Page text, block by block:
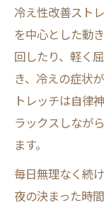
冷え性改善スト
を中心とした動
回したり、軽く
き、冷えの症状
トレッチは自律
ラックスしなが
ます。
毎日無理なく続
夜の決まった時